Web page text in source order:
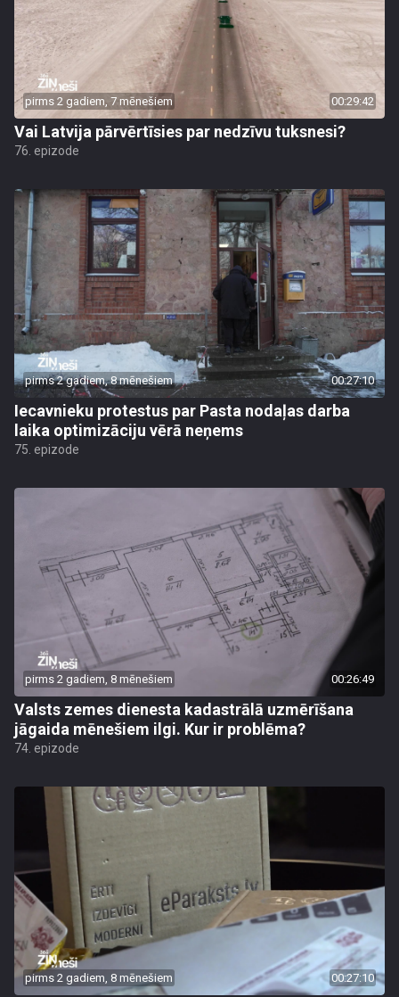
pirms 2 gadiem, 7 mēnešiem 00:29:42
Vai Latvija pārvērtīsies par nedzīvu tuksnesi?
76. epizode
pirms 2 gadiem, 8 mēnešiem 00:27:10
Iecavnieku protestus par Pasta nodaļas darba
laika optimizāciju vērā neņems
75. epizode
pirms 2 gadiem, 8 mēnešiem 00:26:49
Valsts zemes dienesta kadastrālā uzmērīšana
jāgaida mēnešiem ilgi. Kur ir problēma?
74. epizode
pirms 2 gadiem, 8 mēnešiem 00:27:10